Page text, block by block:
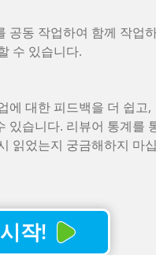
공동 작업하여 함께 작업
수 있습니다.
에 대한 피드백을 더 쉽고,
있습니다. 리뷰어 통계를
읽었는지 궁금해하지 마
작!
기능.
받으세요.